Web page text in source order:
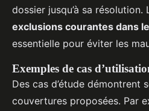
dossier jusqu’à sa
exclusions courantes dans
essentielle pour éviter les
Exemples de cas
Des cas d’étude démontrent
couvertures proposées. Par